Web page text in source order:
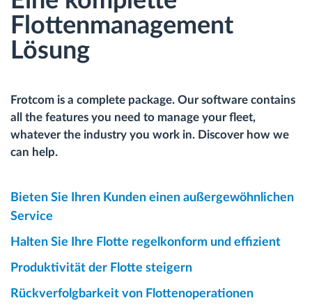
Flottenmanagement
Lösung
Frotcom is a complete package. Our software contains
all the features you need to manage your fleet,
whatever the industry you work in. Discover how we
can help.
Bieten Sie Ihren Kunden einen außergewöhnlichen
Service
Halten Sie Ihre Flotte regelkonform und effizient
Produktivität der Flotte steigern
Rückverfolgbarkeit von Flottenoperationen